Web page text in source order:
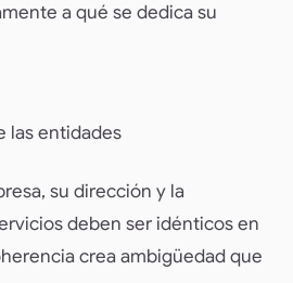
a qué se dedica su
las entidades
su dirección y la
deben ser idénticos en
crea ambigüedad que